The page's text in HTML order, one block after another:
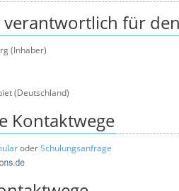
für
(Inhaber)
(Deutschland)
Kontaktwege
oderSchulungsanfrage